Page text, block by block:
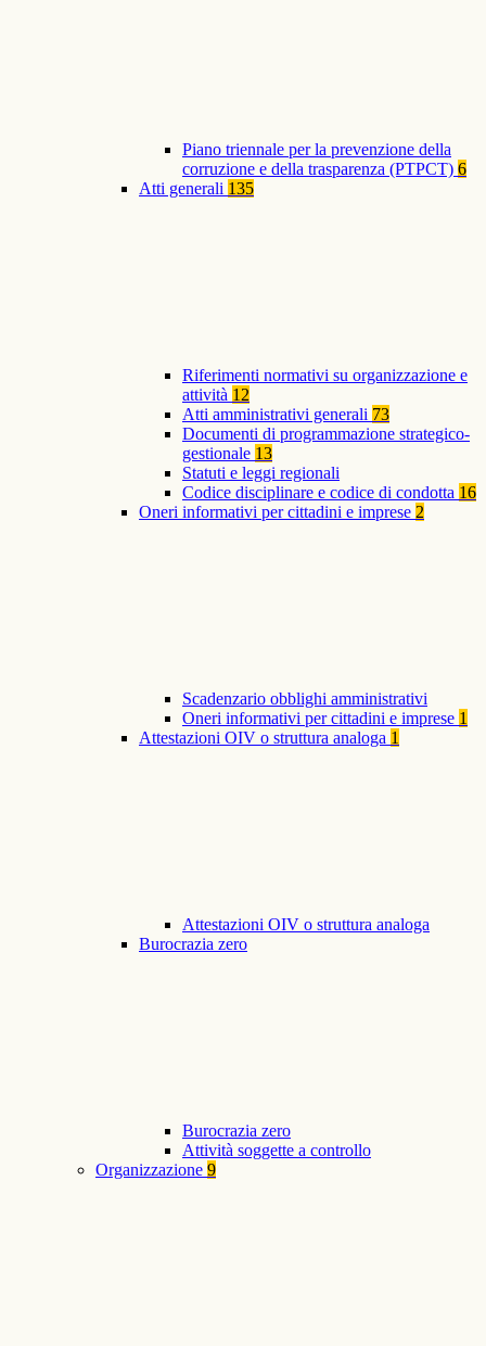
Piano triennale per la prevenzione della
corruzione e della trasparenza (PTPCT) 6
Atti generali 135
Riferimenti normativi su organizzazione e
attività 12
Atti amministrativi generali 73
Documenti di programmazione strategico-
gestionale 13
Statuti e leggi regionali
Codice disciplinare e codice di condotta 16
Oneri informativi per cittadini e imprese 2
Scadenzario obblighi amministrativi
Oneri informativi per cittadini e imprese 1
Attestazioni OIV o struttura analoga 1
Attestazioni OIV o struttura analoga
Burocrazia zero
Burocrazia zero
Attività soggette a controllo
Organizzazione 9